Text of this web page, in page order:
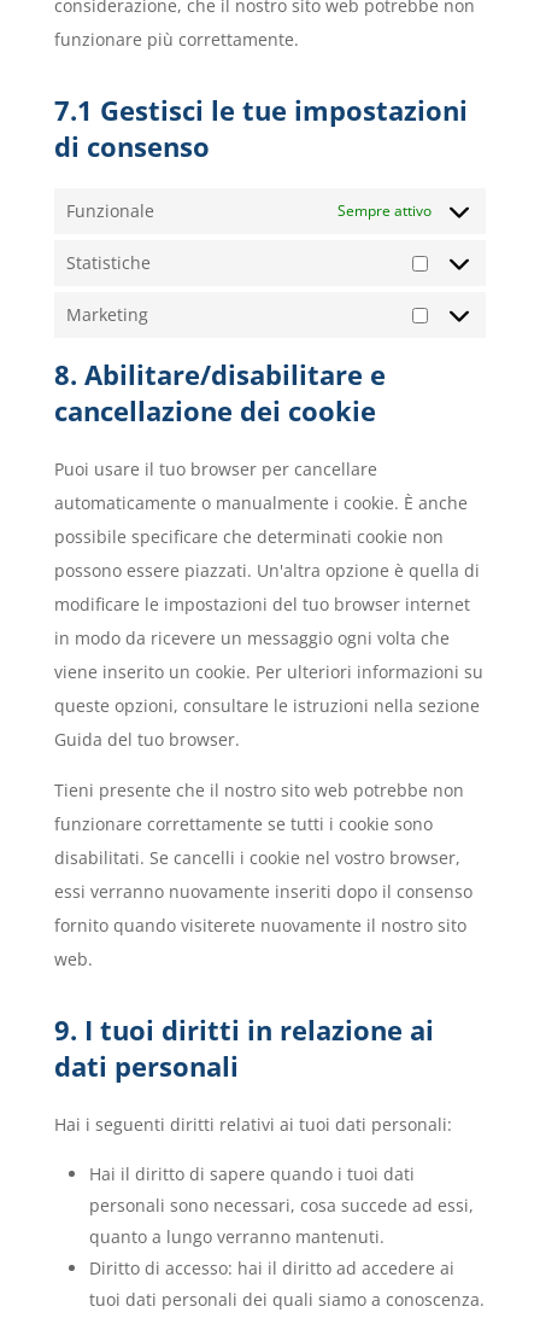
considerazione, che il nostro sito web potrebbe non
funzionare più correttamente.
7.1 Gestisci le tue impostazioni
di consenso
Funzionale Sempre attivo
Statistiche
Statistiche
Marketing
Marketing
8. Abilitare/disabilitare e
cancellazione dei cookie
Puoi usare il tuo browser per cancellare
automaticamente o manualmente i cookie. È anche
possibile specificare che determinati cookie non
possono essere piazzati. Un'altra opzione è quella di
modificare le impostazioni del tuo browser internet
in modo da ricevere un messaggio ogni volta che
viene inserito un cookie. Per ulteriori informazioni su
queste opzioni, consultare le istruzioni nella sezione
Guida del tuo browser.
Tieni presente che il nostro sito web potrebbe non
funzionare correttamente se tutti i cookie sono
disabilitati. Se cancelli i cookie nel vostro browser,
essi verranno nuovamente inseriti dopo il consenso
fornito quando visiterete nuovamente il nostro sito
web.
9. I tuoi diritti in relazione ai
dati personali
Hai i seguenti diritti relativi ai tuoi dati personali:
Hai il diritto di sapere quando i tuoi dati
personali sono necessari, cosa succede ad essi,
quanto a lungo verranno mantenuti.
Diritto di accesso: hai il diritto ad accedere ai
tuoi dati personali dei quali siamo a conoscenza.